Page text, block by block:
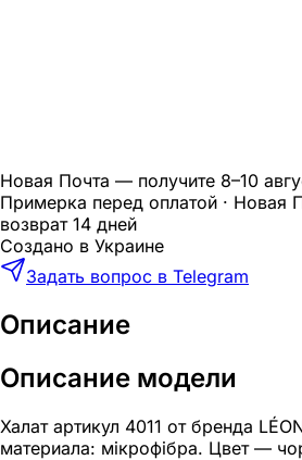
Новая Почта — получите 8–10
Примерка перед оплатой · Новая
возврат 14 дней
Создано в Украине
Задать вопрос в Telegram
Описание
Описание модели
Халат артикул 4011 от бренда
материала: мікрофібра. Цвет —